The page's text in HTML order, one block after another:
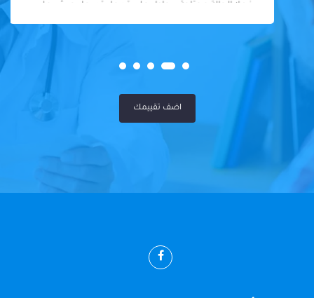
فعلا الحالة محتاجة بيحاول علي قد ما يقدر ما يجيش علي
المريض او يكلفه كتير
اضف تقييمك